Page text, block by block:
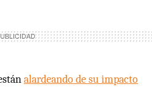
alardeando de su impacto